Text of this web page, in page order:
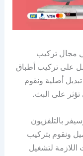
مجال تركيب
على تركيب أطباق
أصلية ونقوم
على البث.
بالتلفزيون
ونقوم بتركيب
لتشغيل